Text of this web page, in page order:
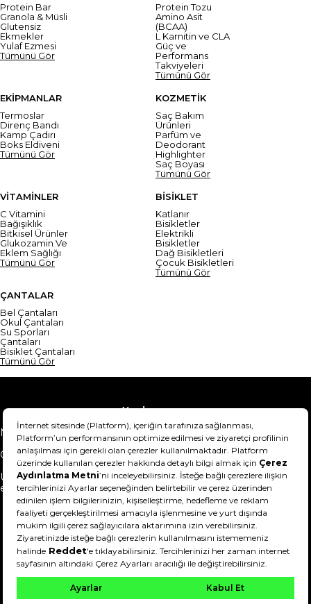
Protein Bar
Granola & Müsli
Glutensiz
Ekmekler
Yulaf Ezmesi
Tümünü Gör
Protein Tozu
Amino Asit
(BCAA)
L Karnitin ve CLA
Güç ve
Performans
Takviyeleri
Tümünü Gör
EKİPMANLAR
Termoslar
Direnç Bandı
Kamp Çadırı
Boks Eldiveni
Tümünü Gör
KOZMETİK
Saç Bakım
Ürünleri
Parfüm ve
Deodorant
Highlighter
Saç Boyası
Tümünü Gör
VİTAMİNLER
C Vitamini
Bağışıklık
Bitkisel Ürünler
Glukozamin Ve
Eklem Sağlığı
Tümünü Gör
BİSİKLET
Katlanır
Bisikletler
Elektrikli
Bisikletler
Dağ Bisikletleri
Çocuk Bisikletleri
Tümünü Gör
ÇANTALAR
Bel Çantaları
Okul Çantaları
Su Sporları
Çantaları
Bisiklet Çantaları
Tümünü Gör
Yardım
Mesafeli Satış Sözleşmesi
Teslimat Bilgisi
Gizlilik Sözleşmesi
Şartlar & Koşullar
Ürünümü nasıl iade
edebilirim?
Hakkımızda
DeFactoFIT ©️ 2022-2026. Tüm hakları saklıdır.
21